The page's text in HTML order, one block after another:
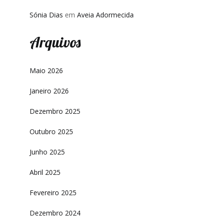
Sónia Dias em Aveia Adormecida
Arquivos
Maio 2026
Janeiro 2026
Dezembro 2025
Outubro 2025
Junho 2025
Abril 2025
Fevereiro 2025
Dezembro 2024